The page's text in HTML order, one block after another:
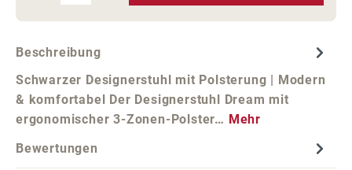
Beschreibung
Schwarzer Designerstuhl mit Polsterung | Modern
& komfortabel Der Designerstuhl Dream mit
ergonomischer 3-Zonen-Polster… Mehr
Bewertungen